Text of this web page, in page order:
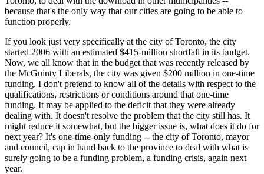
because that's the only way that our cities are going to be able to
function properly.
If you look just very specifically at the city of Toronto, the city
started 2006 with an estimated $415-million shortfall in its budget.
Now, we all know that in the budget that was recently released by
the McGuinty Liberals, the city was given $200 million in one-time
funding. I don't pretend to know all of the details with respect to the
qualifications, restrictions or conditions around that one-time
funding. It may be applied to the deficit that they were already
dealing with. It doesn't resolve the problem that the city still has. It
might reduce it somewhat, but the bigger issue is, what does it do for
next year? It's one-time-only funding -- the city of Toronto, mayor
and council, cap in hand back to the province to deal with what is
surely going to be a funding problem, a funding crisis, again next
year.